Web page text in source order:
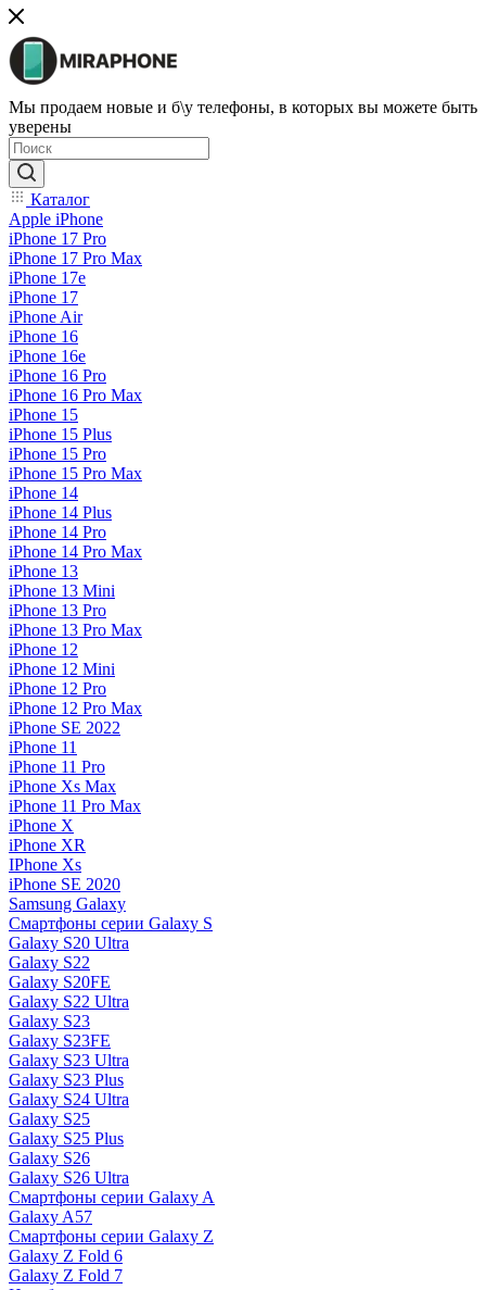
Мы продаем новые и б\у телефоны, в которых вы можете быть
уверены
Каталог
Apple iPhone
iPhone 17 Pro
iPhone 17 Pro Max
iPhone 17e
iPhone 17
iPhone Air
iPhone 16
iPhone 16e
iPhone 16 Pro
iPhone 16 Pro Max
iPhone 15
iPhone 15 Plus
iPhone 15 Pro
iPhone 15 Pro Max
iPhone 14
iPhone 14 Plus
iPhone 14 Pro
iPhone 14 Pro Max
iPhone 13
iPhone 13 Mini
iPhone 13 Pro
iPhone 13 Pro Max
iPhone 12
iPhone 12 Mini
iPhone 12 Pro
iPhone 12 Pro Max
iPhone SE 2022
iPhone 11
iPhone 11 Pro
iPhone Xs Max
iPhone 11 Pro Max
iPhone X
iPhone XR
IPhone Xs
iPhone SE 2020
Samsung Galaxy
Смартфоны серии Galaxy S
Galaxy S20 Ultra
Galaxy S22
Galaxy S20FE
Galaxy S22 Ultra
Galaxy S23
Galaxy S23FE
Galaxy S23 Ultra
Galaxy S23 Plus
Galaxy S24 Ultra
Galaxy S25
Galaxy S25 Plus
Galaxy S26
Galaxy S26 Ultra
Смартфоны серии Galaxy A
Galaxy A57
Смартфоны серии Galaxy Z
Galaxy Z Fold 6
Galaxy Z Fold 7